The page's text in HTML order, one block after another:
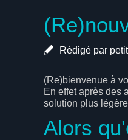
Rédigé par
(Re)bienvenue à
En effet après des
solution plus
Alors